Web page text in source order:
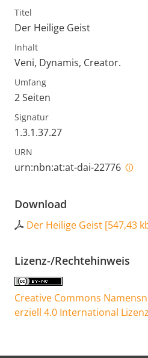
Titel
Der Heilige Geist
Inhalt
Veni, Dynamis, Creator.
Umfang
2 Seiten
Signatur
1.3.1.37.27
URN
urn:nbn:at:at-dai-22776
Download
Der Heilige Geist [547,43
Lizenz-/Rechtehinweis
Creative Commons
erziell 4.0 International Lizenz